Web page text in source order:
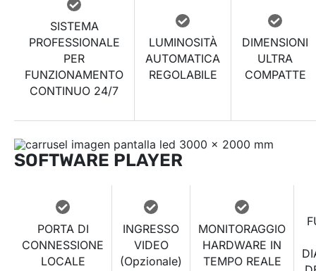
SISTEMA
PROFESSIONALE
PER
FUNZIONAMENTO
CONTINUO 24/7
LUMINOSITÀ
AUTOMATICA
REGOLABILE
DIMENSIONI
ULTRA
COMPATTE
SOFTWARE PLAYER
PORTA DI
CONNESSIONE
LOCALE
INGRESSO
VIDEO
(Opzionale)
MONITORAGGIO
HARDWARE IN
TEMPO REALE